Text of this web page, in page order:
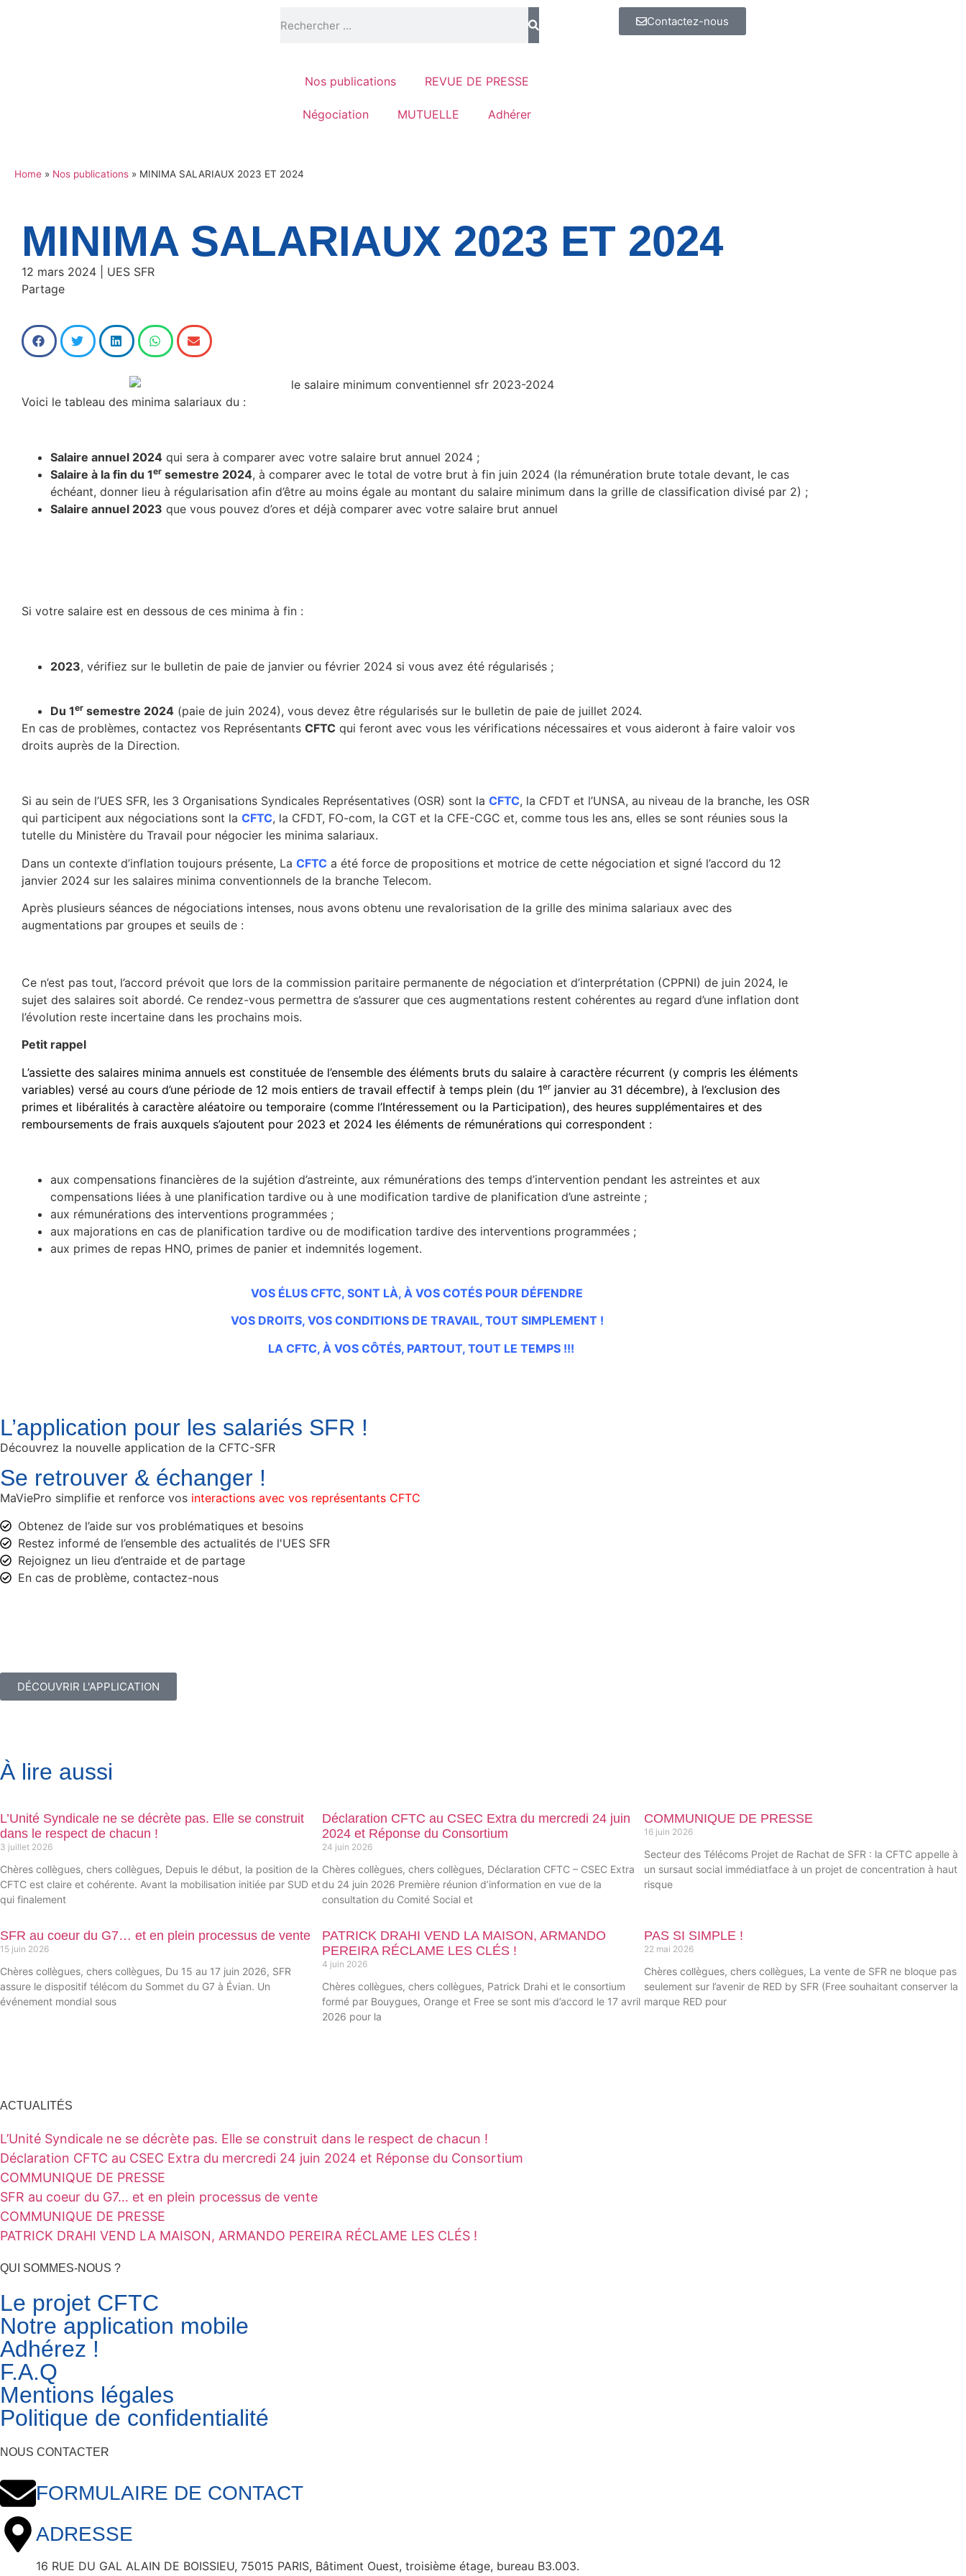
Contactez-nous
Nos publications REVUE DE PRESSE
Négociation MUTUELLE Adhérer
Home » Nos publications » MINIMA SALARIAUX 2023 ET 2024
MINIMA SALARIAUX 2023 ET 2024
12 mars 2024 | UES SFR
Partage
Voici le tableau des minima salariaux du :
Salaire annuel 2024 qui sera à comparer avec votre salaire brut annuel 2024 ;
Salaire à la fin du 1er semestre 2024, à comparer avec le total de votre brut à fin juin 2024 (la rémunération brute totale devant, le cas
échéant, donner lieu à régularisation afin d’être au moins égale au montant du salaire minimum dans la grille de classification divisé par 2) ;
Salaire annuel 2023 que vous pouvez d’ores et déjà comparer avec votre salaire brut annuel
Si votre salaire est en dessous de ces minima à fin :
2023, vérifiez sur le bulletin de paie de janvier ou février 2024 si vous avez été régularisés ;
Du 1er semestre 2024 (paie de juin 2024), vous devez être régularisés sur le bulletin de paie de juillet 2024.
En cas de problèmes, contactez vos Représentants CFTC qui feront avec vous les vérifications nécessaires et vous aideront à faire valoir vos
droits auprès de la Direction.
Si au sein de l’UES SFR, les 3 Organisations Syndicales Représentatives (OSR) sont la CFTC, la CFDT et l’UNSA, au niveau de la branche, les OSR
qui participent aux négociations sont la CFTC, la CFDT, FO-com, la CGT et la CFE-CGC et, comme tous les ans, elles se sont réunies sous la
tutelle du Ministère du Travail pour négocier les minima salariaux.
Dans un contexte d’inflation toujours présente, La CFTC a été force de propositions et motrice de cette négociation et signé l’accord du 12
janvier 2024 sur les salaires minima conventionnels de la branche Telecom.
Après plusieurs séances de négociations intenses, nous avons obtenu une revalorisation de la grille des minima salariaux avec des
augmentations par groupes et seuils de :
Ce n’est pas tout, l’accord prévoit que lors de la commission paritaire permanente de négociation et d’interprétation (CPPNI) de juin 2024, le
sujet des salaires soit abordé. Ce rendez-vous permettra de s’assurer que ces augmentations restent cohérentes au regard d’une inflation dont
l’évolution reste incertaine dans les prochains mois.
Petit rappel
L’assiette des salaires minima annuels est constituée de l’ensemble des éléments bruts du salaire à caractère récurrent (y compris les éléments
variables) versé au cours d’une période de 12 mois entiers de travail effectif à temps plein (du 1erjanvier au 31 décembre), à l’exclusion des
primes et libéralités à caractère aléatoire ou temporaire (comme l’Intéressement ou la Participation), des heures supplémentaires et des
remboursements de frais auxquels s’ajoutent pour 2023 et 2024 les éléments de rémunérations qui correspondent :
aux compensations financières de la sujétion d’astreinte, aux rémunérations des temps d’intervention pendant les astreintes et aux
compensations liées à une planification tardive ou à une modification tardive de planification d’une astreinte ;
aux rémunérations des interventions programmées ;
aux majorations en cas de planification tardive ou de modification tardive des interventions programmées ;
aux primes de repas HNO, primes de panier et indemnités logement.
VOS ÉLUS CFTC, SONT LÀ, À VOS COTÉS POUR DÉFENDRE
VOS DROITS, VOS CONDITIONS DE TRAVAIL, TOUT SIMPLEMENT !
LA CFTC, À VOS CÔTÉS, PARTOUT, TOUT LE TEMPS !!!
L’application pour les salariés SFR !
Découvrez la nouvelle application de la CFTC-SFR
Se retrouver & échanger !
MaViePro simplifie et renforce vos interactions avec vos représentants CFTC
Obtenez de l’aide sur vos problématiques et besoins
Restez informé de l’ensemble des actualités de l'UES SFR
Rejoignez un lieu d’entraide et de partage
En cas de problème, contactez-nous
DÉCOUVRIR L'APPLICATION
À lire aussi
L’Unité Syndicale ne se décrète pas. Elle se construit
dans le respect de chacun !
3 juillet 2026
Chères collègues, chers collègues, Depuis le début, la position de la
CFTC est claire et cohérente. Avant la mobilisation initiée par SUD et
qui finalement
Déclaration CFTC au CSEC Extra du mercredi 24 juin
2024 et Réponse du Consortium
24 juin 2026
Chères collègues, chers collègues, Déclaration CFTC – CSEC Extra
du 24 juin 2026 Première réunion d’information en vue de la
consultation du Comité Social et
COMMUNIQUE DE PRESSE
16 juin 2026
Secteur des Télécoms Projet de Rachat de SFR : la CFTC appelle à
un sursaut social immédiatface à un projet de concentration à haut
risque
SFR au coeur du G7… et en plein processus de vente
15 juin 2026
Chères collègues, chers collègues, Du 15 au 17 juin 2026, SFR
assure le dispositif télécom du Sommet du G7 à Évian. Un
événement mondial sous
PATRICK DRAHI VEND LA MAISON, ARMANDO
PEREIRA RÉCLAME LES CLÉS !
4 juin 2026
Chères collègues, chers collègues, Patrick Drahi et le consortium
formé par Bouygues, Orange et Free se sont mis d’accord le 17 avril
2026 pour la
PAS SI SIMPLE !
22 mai 2026
Chères collègues, chers collègues, La vente de SFR ne bloque pas
seulement sur l’avenir de RED by SFR (Free souhaitant conserver la
marque RED pour
ACTUALITÉS
L’Unité Syndicale ne se décrète pas. Elle se construit dans le respect de chacun !
Déclaration CFTC au CSEC Extra du mercredi 24 juin 2024 et Réponse du Consortium
COMMUNIQUE DE PRESSE
SFR au coeur du G7… et en plein processus de vente
COMMUNIQUE DE PRESSE
PATRICK DRAHI VEND LA MAISON, ARMANDO PEREIRA RÉCLAME LES CLÉS !
QUI SOMMES-NOUS ?
Le projet CFTC
Notre application mobile
Adhérez !
F.A.Q
Mentions légales
Politique de confidentialité
NOUS CONTACTER
FORMULAIRE DE CONTACT
ADRESSE
16 RUE DU GAL ALAIN DE BOISSIEU, 75015 PARIS, Bâtiment Ouest, troisième étage, bureau B3.003.